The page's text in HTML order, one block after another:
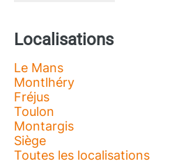
Localisations
Le Mans
Montlhéry
Fréjus
Toulon
Montargis
Siège
Toutes les localisations